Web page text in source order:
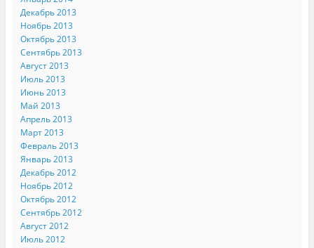
Декабрь 2013
Ноябрь 2013
Октябрь 2013
Сентябрь 2013
Август 2013
Июль 2013
Июнь 2013
Май 2013
Апрель 2013
Март 2013
Февраль 2013
Январь 2013
Декабрь 2012
Ноябрь 2012
Октябрь 2012
Сентябрь 2012
Август 2012
Июль 2012